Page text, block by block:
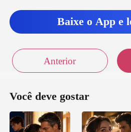
Baixe o App e
Anterior
Você deve gostar